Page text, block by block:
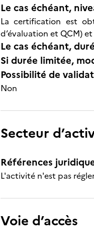
Le cas échéant,
La certification est
d’évaluation et QCM)
Le cas échéant,
Si durée limitée,
Possibilité de
Non
Secteur
Références
L'activité n'est pas
Voie d’accès